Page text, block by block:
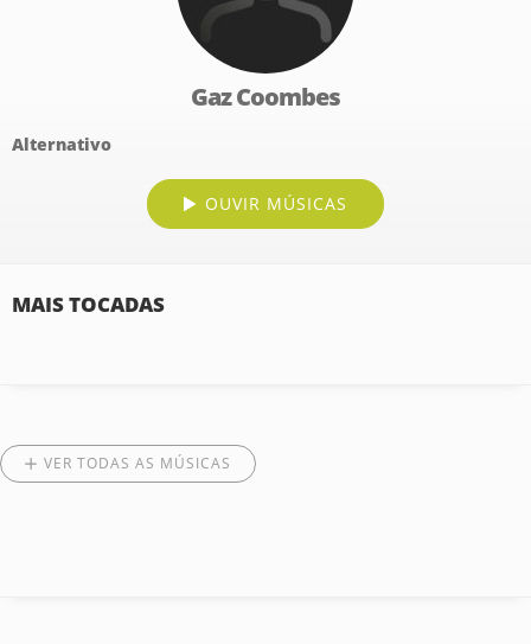
Gaz Coombes
Alternativo
OUVIR MÚSICAS
MAIS TOCADAS
VER TODAS AS MÚSICAS